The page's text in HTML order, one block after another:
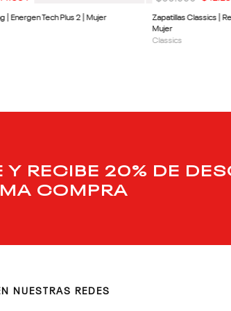
| Energen Tech Plus 2 | Mujer
Zapatillas Classics |
Mujer
Classics
Y RECIBE 20% DE
COMPRA
NUESTRAS REDES